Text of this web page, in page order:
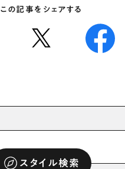
この記事をシェアする
スタイル検索